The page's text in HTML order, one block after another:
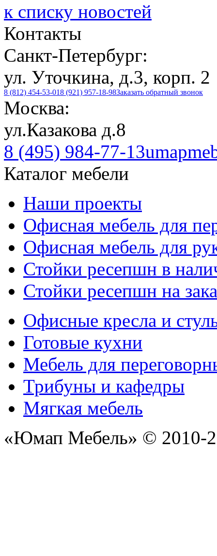
к списку новостей
Контакты
Санкт-Петербург:
ул. Уточкина, д.3, корп. 2
8 (812) 454-53-018 (921) 957-18-98Заказать обратный звонок
Москва:
ул.Казакова д.8
8 (495) 984-77-13
Каталог мебели
Наши проекты
Офисная мебель для
Офисная мебель для
Стойки ресепшн в
Стойки ресепшн на
Офисные кресла и
Готовые кухни
Мебель для
Трибуны и кафедры
Мягкая мебель
«Юмап Мебель» © 2010-